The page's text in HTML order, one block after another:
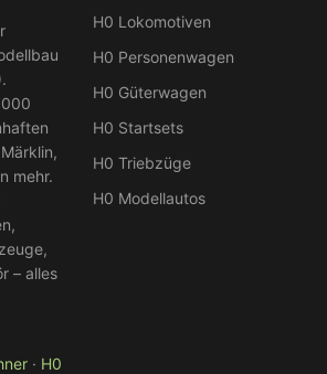
Stromsystem oder Epoche.
mehr.
– alles
· H0
H0 Lokomotiven
H0 Personenwagen
H0 Güterwagen
H0 Startsets
H0 Triebzüge
H0 Modellautos